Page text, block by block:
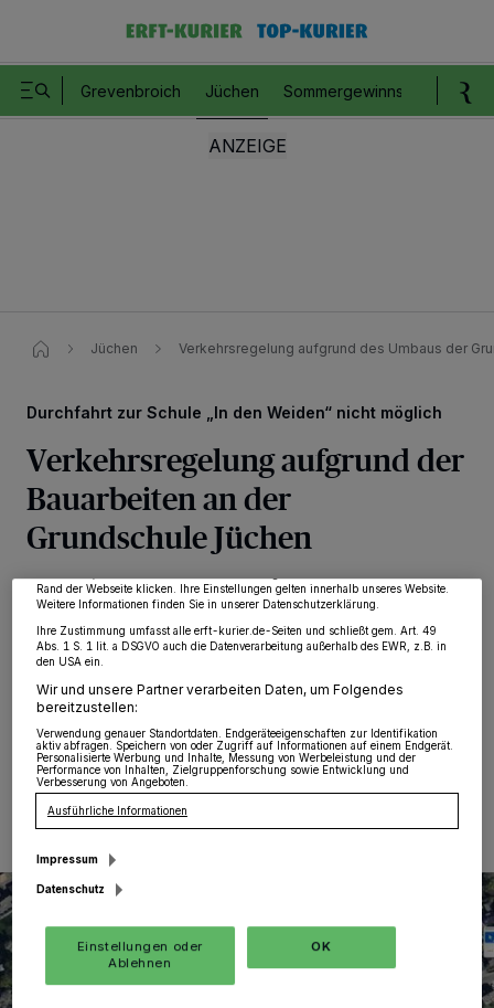
Grevenbroich Jüchen Sommergewinnspiel
Jüchen Verkehrsregelung aufgrund des Umbaus der
Durchfahrt zur Schule „In den Weiden“ nicht möglich
Verkehrsregelung aufgrund der
Bauarbeiten an der
Grundschule Jüchen
Jüchen·Im Rahmen der nun begonnenen
Erweiterungs- und Umbauarbeiten an der Grundschule
Jüchen kommt es bis auf Weiteres zu
Verkehrsbeeinträchtigungen im Bereich der Schule „In
den Weiden“.
15.10.2024 , 17:09 Uhr Eine Minute Lesezeit
Wir und unsere 218-Partner speichern und greifen auf personenbezogene Daten
wie Browserdaten oder eindeutige Kennungen auf Ihrem Gerät zu. Durch Auswahl
von OK aktivieren Sie Tracking-Technologien für die unter „Wir und unsere
Partner verarbeiten Daten, um Ihnen Dienste bereitzustellen“ aufgeführten
Zwecke. Wenn Tracker deaktiviert sind, sind manche Inhalte und Anzeigen
möglicherweise nicht mehr so relevant für Sie. Sie können dieses Menü jederzeit
Rand der Webseite klicken. Ihre Einstellungen gelten innerhalb unseres Website.
Weitere Informationen finden Sie in unserer Datenschutzerklärung.
Ihre Zustimmung umfasst alle erft-kurier.de-Seiten und schließt gem. Art. 49
Abs. 1 S. 1 lit. a DSGVO auch die Datenverarbeitung außerhalb des EWR, z.B. in
den USA ein.
Wir und unsere Partner verarbeiten Daten, um Folgendes
bereitzustellen:
Verwendung genauer Standortdaten. Endgeräteeigenschaften zur Identifikation
aktiv abfragen. Speichern von oder Zugriff auf Informationen auf einem Endgerät.
Personalisierte Werbung und Inhalte, Messung von Werbeleistung und der
Performance von Inhalten, Zielgruppenforschung sowie Entwicklung und
Verbesserung von Angeboten.
Ausführliche Informationen
Impressum
Datenschutz
Einstellungen oder
Ablehnen
OK